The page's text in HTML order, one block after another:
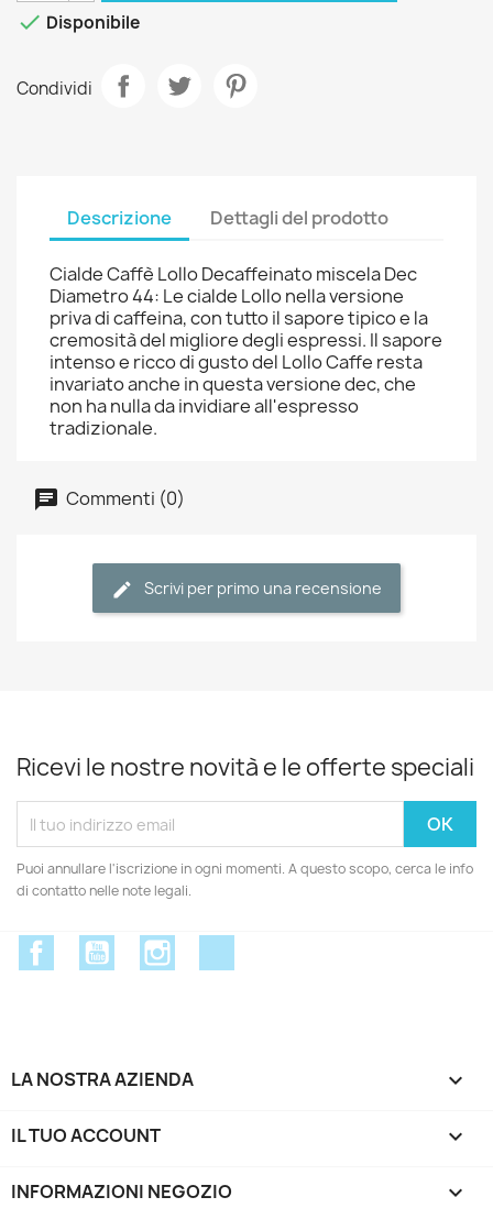
 Disponibile
Condividi
Descrizione Dettagli del prodotto
Cialde Caffè Lollo Decaffeinato miscela Dec
Diametro 44: Le cialde Lollo nella versione
priva di caffeina, con tutto il sapore tipico e la
cremosità del migliore degli espressi. Il sapore
intenso e ricco di gusto del Lollo Caffe resta
invariato anche in questa versione dec, che
non ha nulla da invidiare all'espresso
tradizionale.
Commenti (0)
Scrivi per primo una recensione
Ricevi le nostre novità e le offerte speciali
Puoi annullare l'iscrizione in ogni momenti. A questo scopo, cerca le info
di contatto nelle note legali.
FacebookYouTube
LA NOSTRA AZIENDA 
IL TUO ACCOUNT 
INFORMAZIONI NEGOZIO keyboard_arrow_down